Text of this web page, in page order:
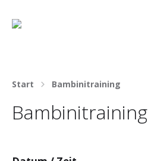
Start Bambinitraining
Bambinitraining